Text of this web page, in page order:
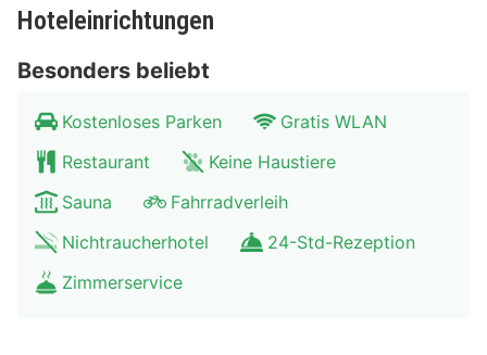
Ein inbegriffenes Frühstücksbuffet wird täglich von
08:00 Uhr bis 11:00 Uhr angeboten.
Die folgenden Einrichtungen sind am Montag und
Dienstag geschlossen: Restaurant(s)Full-Service-
Wellnessbereich
Sternebeurteilungen für Unterkünfte in diesem Land:
Deutschland. Diese Unterkunft erhielt 3 stars und wird
Hoteleinrichtungen
Besonders beliebt
Kostenloses Parken
Gratis WLAN
Restaurant
Keine Haustiere
Sauna
Fahrradverleih
Nichtraucherhotel
24-Std-Rezeption
Zimmerservice